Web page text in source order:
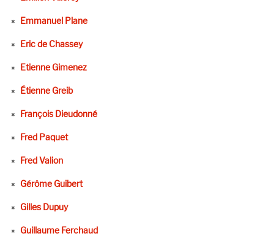
Emmanuel Plane
Eric de Chassey
Etienne Gimenez
Étienne Greib
François Dieudonné
Fred Paquet
Fred Valion
Gérôme Guibert
Gilles Dupuy
Guillaume Ferchaud